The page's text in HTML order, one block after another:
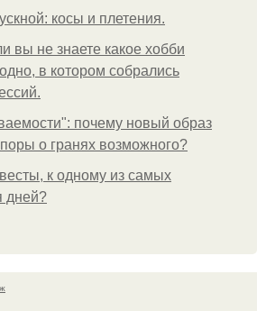
косы и плетения.
вы не знаете какое хобби
в котором собрались
почему новый образ
о гранях возможного?
к одному из самых
дней?